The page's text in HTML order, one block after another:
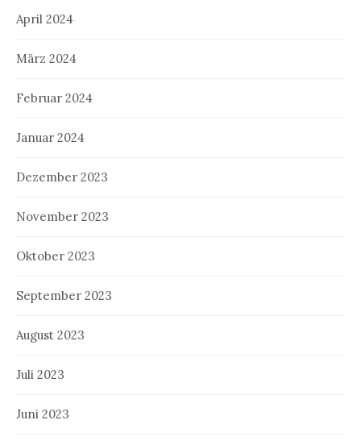
April 2024
März 2024
Februar 2024
Januar 2024
Dezember 2023
November 2023
Oktober 2023
September 2023
August 2023
Juli 2023
Juni 2023